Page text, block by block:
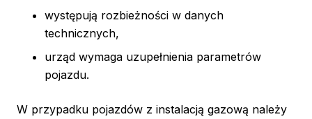
występują rozbieżności w danych
technicznych,
urząd wymaga uzupełnienia parametrów
pojazdu.
W przypadku pojazdów z instalacją gazową należy